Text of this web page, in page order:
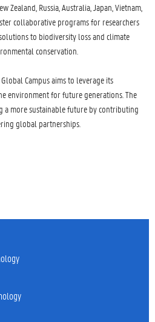
Zealand, Russia, Australia, Japan, Vietnam,
collaborative programs for researchers
to biodiversity loss and climate
conservation.
Campus aims to leverage its
environment for future generations. The
a more sustainable future by contributing
global partnerships.